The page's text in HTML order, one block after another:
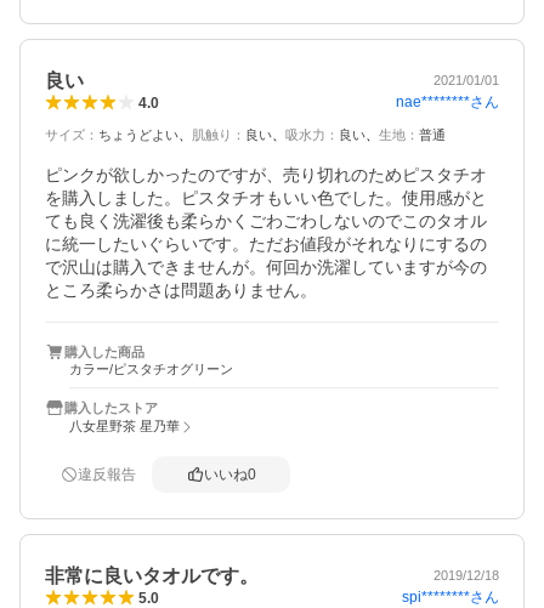
良い 2021/01/01
4.0 nae********さん
サイズ ： ちょうどよい 肌触り ： 良い 吸水力 ： 良い 生地 ： 普通
ピンクが欲しかったのですが、売り切れのためピスタチオ
を購入しました。ピスタチオもいい色でした。使用感がと
ても良く洗濯後も柔らかくごわごわしないのでこのタオル
に統一したいぐらいです。ただお値段がそれなりにするの
で沢山は購入できませんが。何回か洗濯していますが今の
ところ柔らかさは問題ありません。
購入した商品
カラー/ピスタチオグリーン
購入したストア
八女星野茶 星乃華
違反報告 いいね0
非常に良いタオルです。 2019/12/18
5.0 spi********さん